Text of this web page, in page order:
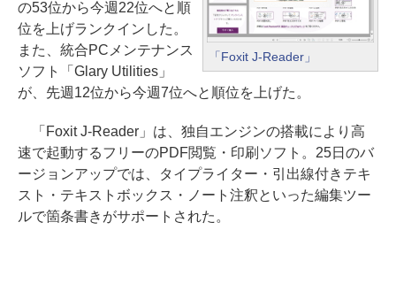
「Foxit J-Reader」
の53位から今週22位へと順
位を上げランクインした。
また、統合PCメンテナンス
ソフト「Glary Utilities」
が、先週12位から今週7位へと順位を上げた。
「Foxit J-Reader」は、独自エンジンの搭載により高
速で起動するフリーのPDF閲覧・印刷ソフト。25日のバ
ージョンアップでは、タイプライター・引出線付きテキ
スト・テキストボックス・ノート注釈といった編集ツー
ルで箇条書きがサポートされた。